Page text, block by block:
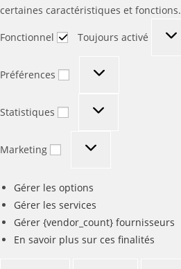
certaines caractéristiques et fonctions.
Fonctionnel Toujours activé
Préférences
Statistiques
Marketing
Gérer les options
Gérer les services
Gérer {vendor_count} fournisseurs
En savoir plus sur ces finalités